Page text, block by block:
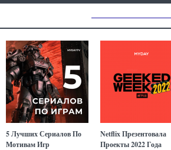
5 Лучших Сериалов По
Мотивам Игр
Netflix Презентовала
Проекты 2022 Года